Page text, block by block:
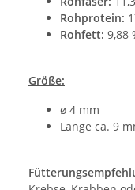
Rohprotein:
Rohfett: 9,88
Größe:
ø 4 mm
Länge ca. 9